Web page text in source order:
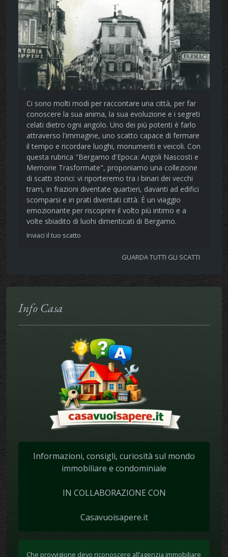
Ci sono molti modi per raccontare una città, per far
conoscere la sua anima, la sua evoluzione e i segreti
celati dietro ogni angolo. Uno dei più potenti è farlo
attraverso l'immagine, uno scatto capace di fermare
il tempo e ricordare luoghi, monumenti e veicoli. Con
questa rubrica "Bergamo d'Epoca: Angoli Nascosti e
Memorie Trasformate", proponiamo una collezione
di scatti storici: vi riporteremo tra i binari dei vecchi
tram, in frazioni diventate quartieri, davanti ad edifici
scomparsi e in prati diventati città. È un viaggio
emozionante per riscoprire il volto più intimo e a
volte sbiadito di luohi dimenticati di Bergamo.
Inviaci il tuo scatto
GUARDA TUTTI GLI SCATTI
Info Casa
Informazioni, consigli, curiosità sul mondo
immobiliare e condominiale
IN COLLABORAZIONE CON
Casavuoisapere.it
Che provvigione devo riconoscere all’agenzia immobiliare